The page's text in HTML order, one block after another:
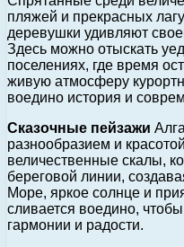
пляжей и прекрасных
деревушки удивляют
Здесь можно отыскать
поселениях, где время
живую атмосферу
воедино история и
Сказочные пейзажи
разнообразием и
величественные скалы,
береговой линии,
Море, яркое солнце и
сливается воедино,
гармонии и радости.